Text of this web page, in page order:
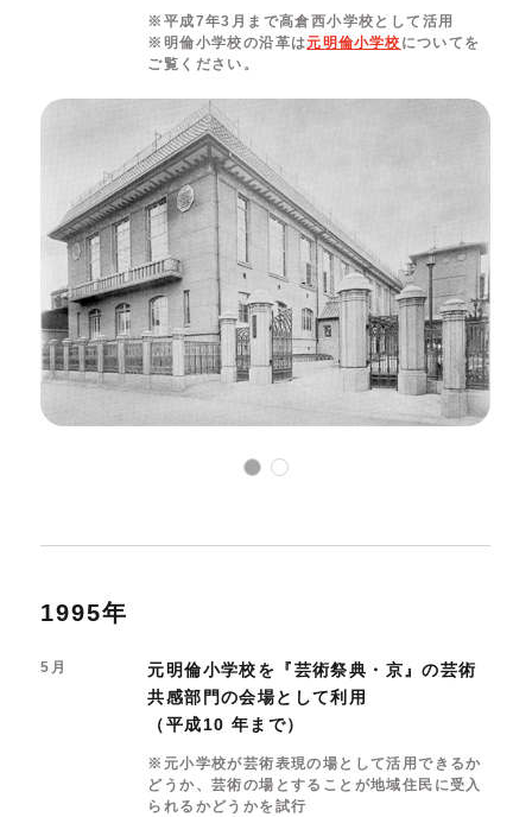
サイトポリシー&プライバシーポリシー
※平成7年3月まで高倉西小学校として活用
※明倫小学校の沿革は元明倫小学校 についてを
ご覧ください。
1995年
5月
元明倫小学校を『芸術祭典・京』の芸術
共感部門の会場として利用
（平成10 年まで）
※元小学校が芸術表現の場として活用できるか
どうか、芸術の場とすることが地域住民に受入
られるかどうかを試行